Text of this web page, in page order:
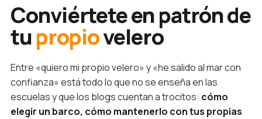
Conviértete en patrón de
tupropiovelero
Entre «quiero mi propio velero» y «he salido al mar con
confianza» está todo lo que no se enseña en las
escuelas y que los blogs cuentan a trocitos: cómo
elegir un barco, cómo mantenerlo con tus propias